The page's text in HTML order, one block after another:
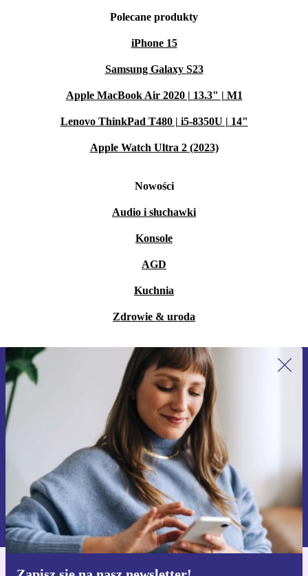
Polecane produkty
iPhone 15
Samsung Galaxy S23
Apple MacBook Air 2020 | 13.3" | M1
Lenovo ThinkPad T480 | i5-8350U | 14"
Apple Watch Ultra 2 (2023)
Nowości
Audio i słuchawki
Konsole
AGD
Kuchnia
Zdrowie & uroda
Zapisz się na nasz newsletter!
Nie przegap żadnej oferty.
Zarejestruj się
Informacje na temat używania danych osobowych znajdują się w
naszej
Polityce prywatności